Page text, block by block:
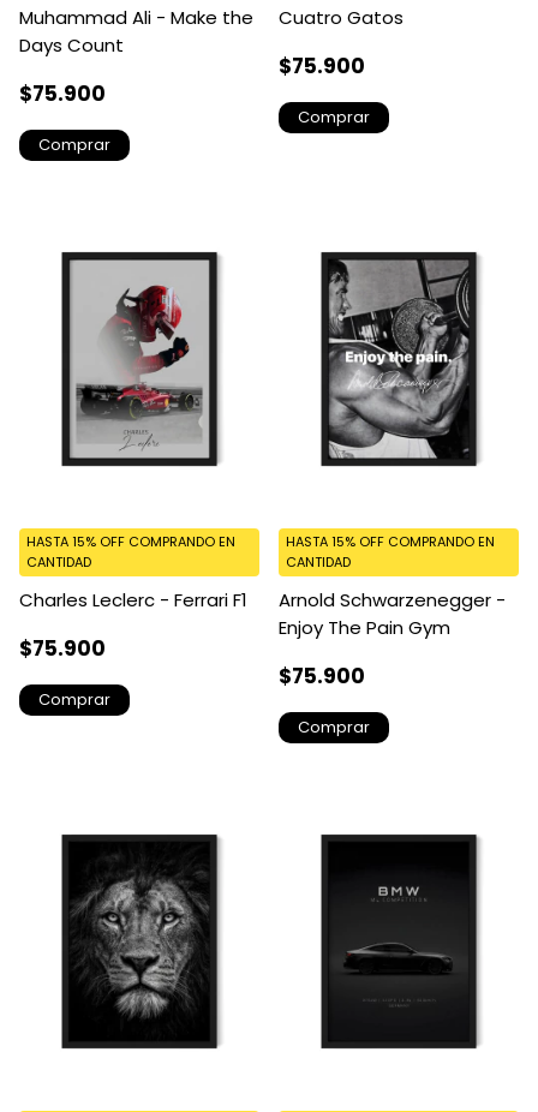
Muhammad Ali - Make the
Days Count
$75.900
Comprar
Cuatro Gatos
$75.900
Comprar
Charles Leclerc - Ferrari F1
$75.900
HASTA 15% OFF COMPRANDO EN
CANTIDAD
Comprar
Arnold Schwarzenegger -
Enjoy The Pain Gym
$75.900
HASTA 15% OFF COMPRANDO EN
CANTIDAD
Comprar